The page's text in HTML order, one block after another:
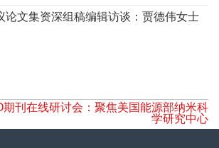
论文集资深组稿编辑访谈：贾德伟女士
刊在线研讨会：聚焦美国能源部纳米科
学研究中心